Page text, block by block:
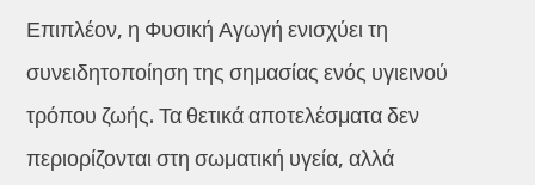
Επιπλέον, η Φυσική Αγωγή ενισχύει τη
συνειδητοποίηση της σημασίας ενός υγιεινού
τρόπου ζωής. Τα θετικά αποτελέσματα δεν
περιορίζονται στη σωματική υγεία, αλλά